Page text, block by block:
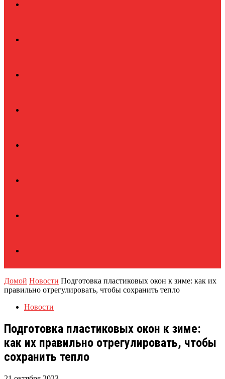
Домой Новости Подготовка пластиковых окон к зиме: как их
правильно отрегулировать, чтобы сохранить тепло
Новости
Подготовка пластиковых окон к зиме:
как их правильно отрегулировать, чтобы
сохранить тепло